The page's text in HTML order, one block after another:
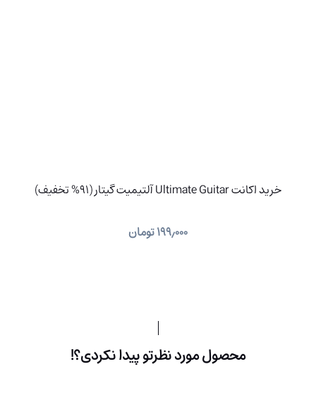
خرید اکانت Ultimate Guitar آلتیمیت گیتار (91% تخفیف)
۱۹۹٫۰۰۰تومان
محصول مورد نظرتو پیدا نکردی؟!